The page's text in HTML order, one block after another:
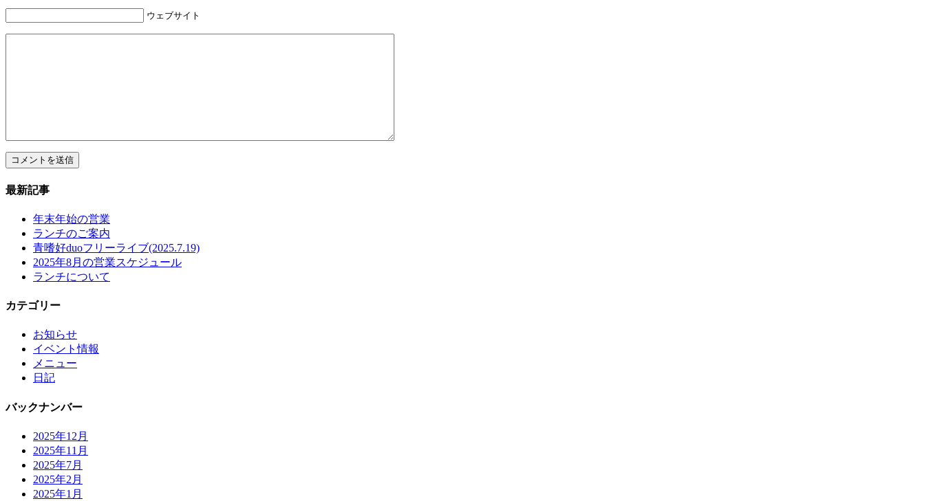
ウェブサイト
最新記事
年末年始の営業
ランチのご案内
青嗜好duoフリーライブ(2025.7.19)
2025年8月の営業スケジュール
ランチについて
カテゴリー
お知らせ
イベント情報
メニュー
日記
バックナンバー
2025年12月
2025年11月
2025年7月
2025年2月
2025年1月